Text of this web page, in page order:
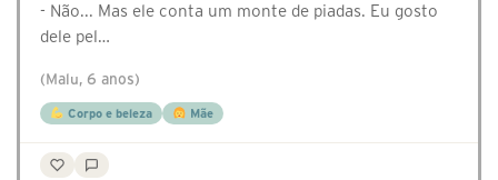
- Não... Mas ele conta um monte de piadas. Eu gosto
dele pel…
(Malu, 6 anos)
Corpo e beleza Mãe